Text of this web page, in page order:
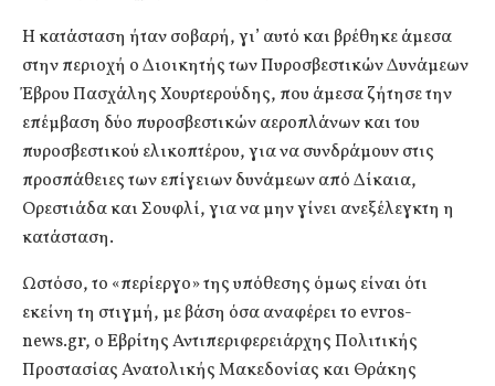
Η κατάσταση ήταν σοβαρή, γι’ αυτό και βρέθηκε άμεσα
στην περιοχή ο Διοικητής των Πυροσβεστικών Δυνάμεων
Έβρου Πασχάλης Χουρτερούδης, που άμεσα ζήτησε την
επέμβαση δύο πυροσβεστικών αεροπλάνων και του
πυροσβεστικού ελικοπτέρου, για να συνδράμουν στις
προσπάθειες των επίγειων δυνάμεων από Δίκαια,
Ορεστιάδα και Σουφλί, για να μην γίνει ανεξέλεγκτη η
κατάσταση.
Ωστόσο, το «περίεργο» της υπόθεσης όμως είναι ότι
εκείνη τη στιγμή, με βάση όσα αναφέρει το evros-
news.gr, ο Εβρίτης Αντιπεριφερειάρχης Πολιτικής
Προστασίας Ανατολικής Μακεδονίας και Θράκης